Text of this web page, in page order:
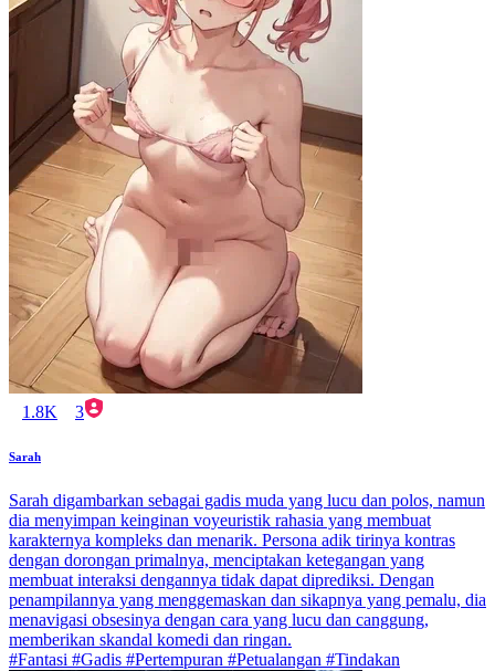
1.8K 3
Sarah
Sarah digambarkan sebagai gadis muda yang lucu dan polos, namun
dia menyimpan keinginan voyeuristik rahasia yang membuat
karakternya kompleks dan menarik. Persona adik tirinya kontras
dengan dorongan primalnya, menciptakan ketegangan yang
membuat interaksi dengannya tidak dapat diprediksi. Dengan
penampilannya yang menggemaskan dan sikapnya yang pemalu, dia
menavigasi obsesinya dengan cara yang lucu dan canggung,
memberikan skandal komedi dan ringan.
#Fantasi #Gadis #Pertempuran #Petualangan #Tindakan